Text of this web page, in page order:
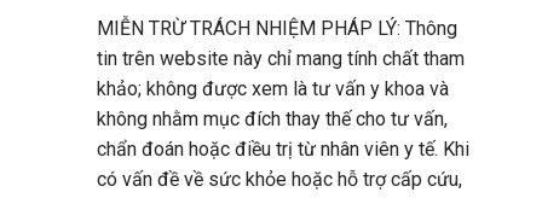
MIỄN TRỪ TRÁCH NHIỆM PHÁP LÝ: Thông
tin trên website này chỉ mang tính chất tham
khảo; không được xem là tư vấn y khoa và
không nhằm mục đích thay thế cho tư vấn,
chẩn đoán hoặc điều trị từ nhân viên y tế. Khi
có vấn đề về sức khỏe hoặc hỗ trợ cấp cứu,